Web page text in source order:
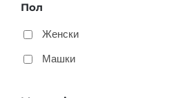
Пол
Женски
Машки